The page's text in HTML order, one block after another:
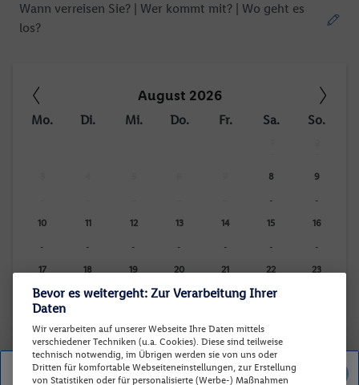
Wann verreisen Sie? | Wer kommt mit? | Wo geht es
los?
August 2026
Mo. Di. Mi. Do. Fr. Sa. So.
8
-
9
-
10
-
11
-
12
-
13
-
14
-
15
-
16
-
17
-
18
-
19
-
20
-
21
-
22
-
23
24
- - - - - -
31
Bevor es weitergeht: Zur Verarbeitung Ihrer
Daten
Wir verarbeiten auf unserer Webseite Ihre Daten mittels
verschiedener Techniken (u.a. Cookies). Diese sind teilweise
technisch notwendig, im Übrigen werden sie von uns oder
Dritten für komfortable Webseiteneinstellungen, zur Erstellung
von Statistiken oder für personalisierte (Werbe-) Maßnahmen
Deal ist nicht mehr verfügbar